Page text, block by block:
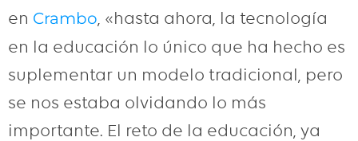
en Crambo , «hasta ahora, la tecnología
en la educación lo único que ha hecho es
suplementar un modelo tradicional, pero
se nos estaba olvidando lo más
importante. El reto de la educación, ya